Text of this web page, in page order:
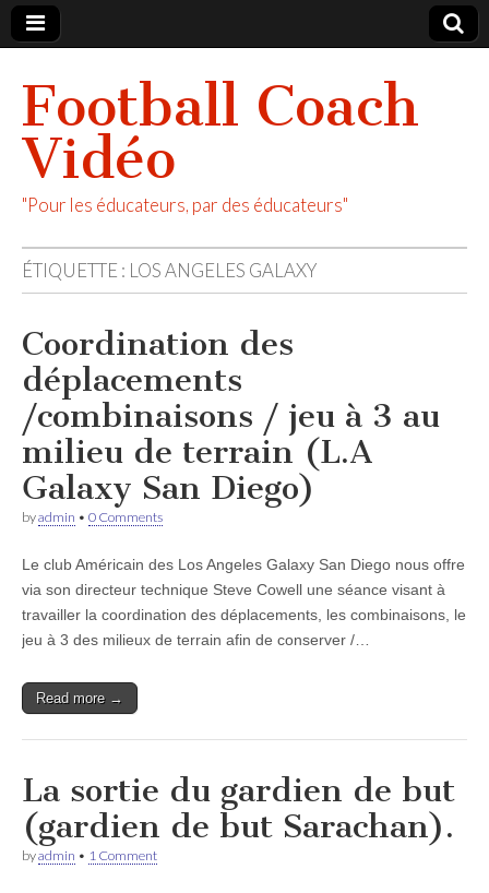
Football Coach
Vidéo
"Pour les éducateurs, par des éducateurs"
ÉTIQUETTE : LOS ANGELES GALAXY
Coordination des
déplacements
/combinaisons / jeu à 3 au
milieu de terrain (L.A
Galaxy San Diego)
byadmin • 0 Comments
Le club Américain des Los Angeles Galaxy San Diego nous offre
via son directeur technique Steve Cowell une séance visant à
travailler la coordination des déplacements, les combinaisons, le
jeu à 3 des milieux de terrain afin de conserver /…
Read more →
La sortie du gardien de but
(gardien de but Sarachan).
byadmin • 1 Comment